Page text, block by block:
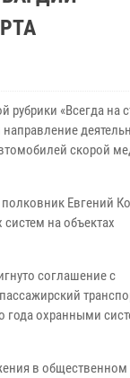
«Всегда на
скорой
Евгений
на объектах
соглашение с
года охранными
в общественном